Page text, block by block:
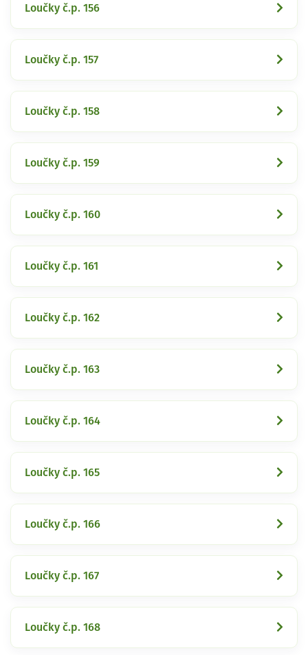
Loučky č.p. 156
Loučky č.p. 157
Loučky č.p. 158
Loučky č.p. 159
Loučky č.p. 160
Loučky č.p. 161
Loučky č.p. 162
Loučky č.p. 163
Loučky č.p. 164
Loučky č.p. 165
Loučky č.p. 166
Loučky č.p. 167
Loučky č.p. 168